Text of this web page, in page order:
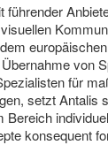
führender
von
für
setzt Antalis
Bereich
konsequent